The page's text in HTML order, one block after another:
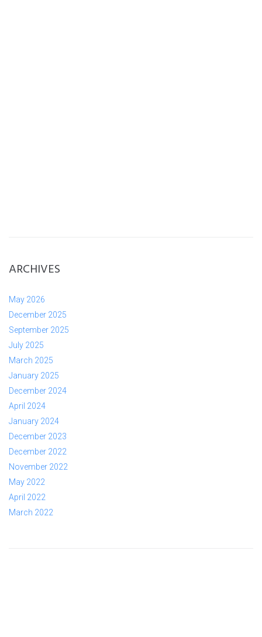
ARCHIVES
May 2026
December 2025
September 2025
July 2025
March 2025
January 2025
December 2024
April 2024
January 2024
December 2023
December 2022
November 2022
May 2022
April 2022
March 2022